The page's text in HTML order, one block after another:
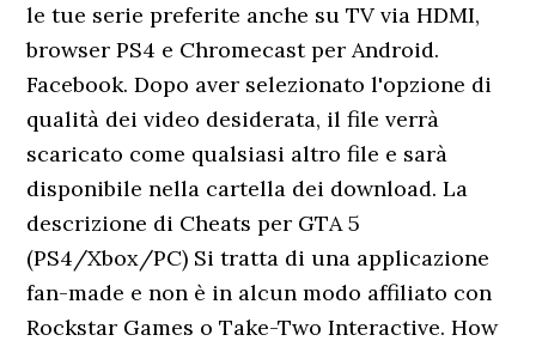
le tue serie preferite anche su TV via HDMI,
browser PS4 e Chromecast per Android.
Facebook. Dopo aver selezionato l'opzione di
qualità dei video desiderata, il file verrà
scaricato come qualsiasi altro file e sarà
disponibile nella cartella dei download. La
descrizione di Cheats per GTA 5
(PS4/Xbox/PC) Si tratta di una applicazione
fan-made e non è in alcun modo affiliato con
Rockstar Games o Take-Two Interactive. How